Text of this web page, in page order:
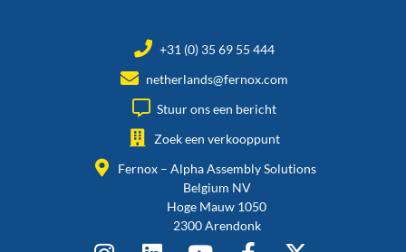
+31 (0) 35 69 55 444
netherlands@fernox.com
Stuur ons een bericht
Zoek een verkooppunt
Fernox – Alpha Assembly Solutions
Belgium NV
Hoge Mauw 1050
2300 Arendonk